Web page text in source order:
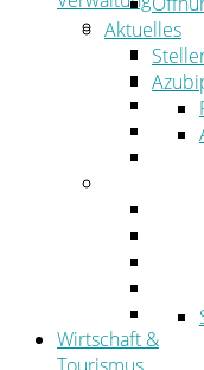
Politik
Der
Wirtschaft &
Aktuelles